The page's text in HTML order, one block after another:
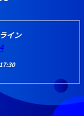
イン